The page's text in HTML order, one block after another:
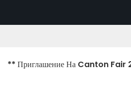
** Приглашение На Canton Fair